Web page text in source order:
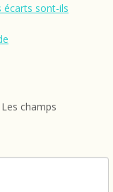
écarts sont-ils
Les champs